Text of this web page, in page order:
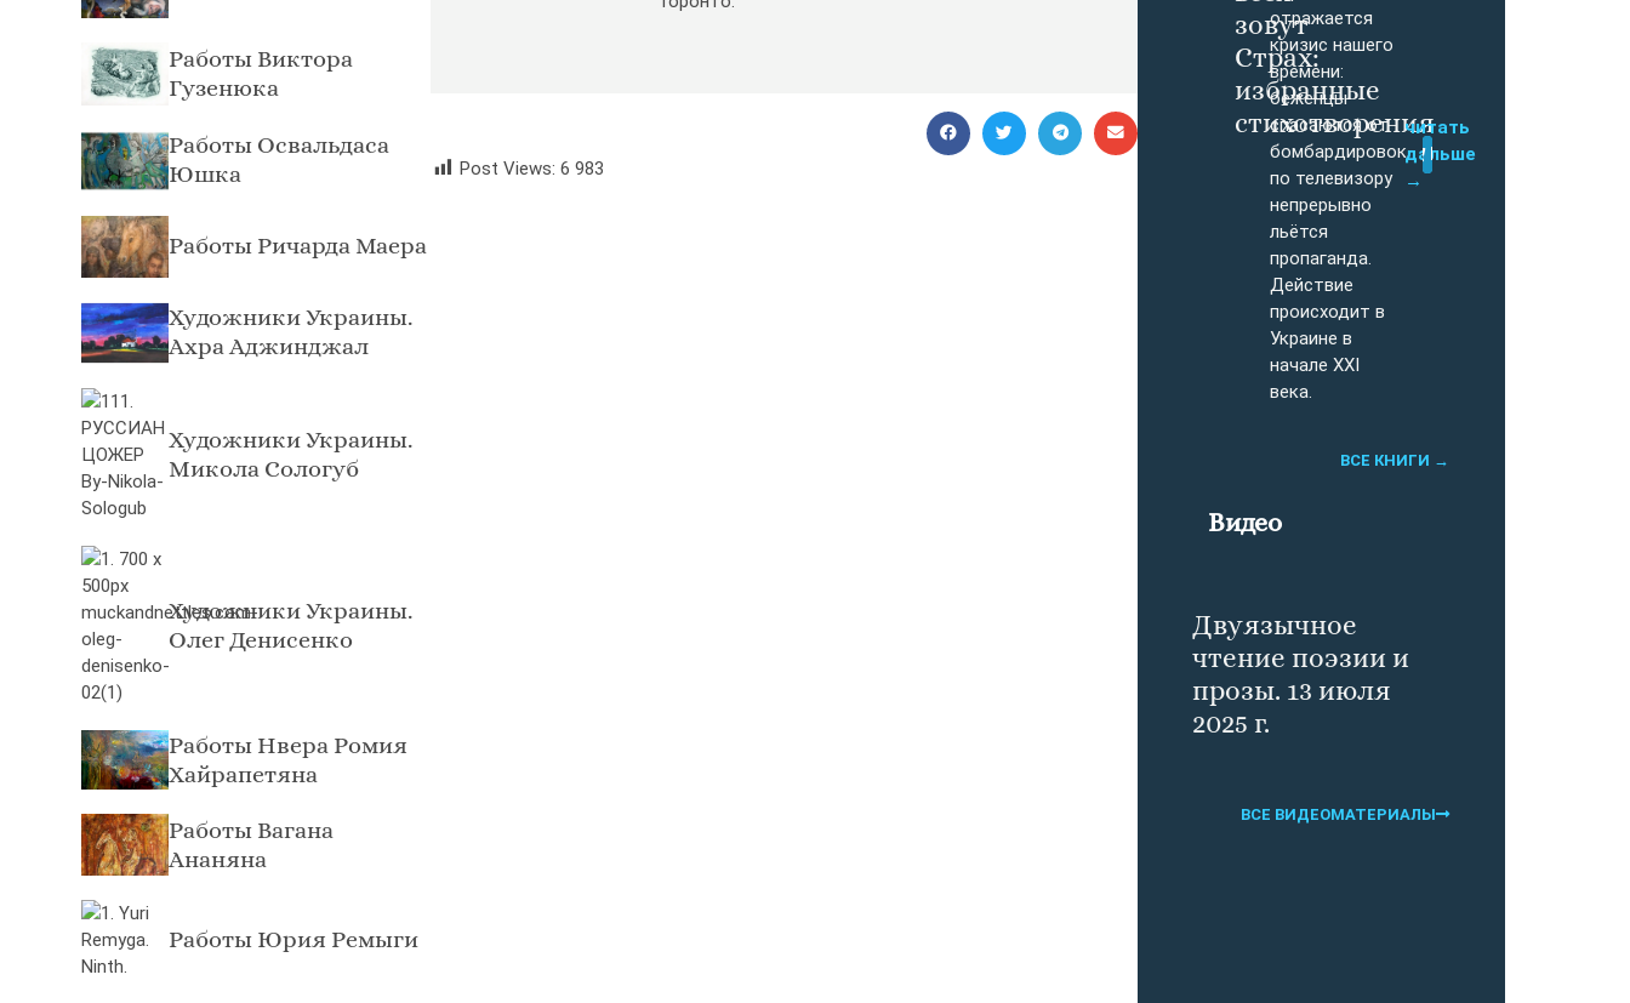
Работы Виктора
Гузенюка
Работы Освальдаса
Юшка
Работы Ричарда Маера
Художники Украины.
Ахра Аджинджал
Художники Украины.
Микола Сологуб
Художники Украины.
Олег Денисенко
Работы Нвера Ромия
Хайрапетянa
Работы Вагана
Ананяна
Работы Юрия Ремыги
Post Views: 6 983
зовут
Страх:
избранные
стихотворения
отражается
кризис нашего
времени:
беженцы
спасаются от
бомбардировок,
по телевизору
непрерывно
льётся
пропаганда.
Действие
происходит в
Украине в
начале XXI
века.
читать
дальше
→
Купить
ВСЕ КНИГИ →
Видео
Двуязычное
чтение поэзии и
прозы. 13 июля
2025 г.
ВСЕ ВИДЕОМАТЕРИАЛЫ